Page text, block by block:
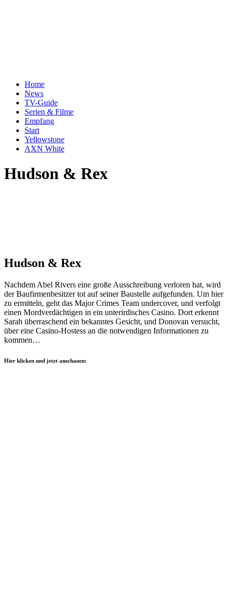
Home
News
TV-Guide
Serien & Filme
Empfang
Start
Yellowstone
AXN White
Hudson & Rex
Hudson & Rex
Nachdem Abel Rivers eine große Ausschreibung verloren hat, wird
der Baufirmenbesitzer tot auf seiner Baustelle aufgefunden. Um hier
zu ermitteln, geht das Major Crimes Team undercover, und verfolgt
einen Mordverdächtigen in ein unterirdisches Casino. Dort erkennt
Sarah überraschend ein bekanntes Gesicht, und Donovan versucht,
über eine Casino-Hostess an die notwendigen Informationen zu
kommen…
Hier klicken und jetzt anschauen: